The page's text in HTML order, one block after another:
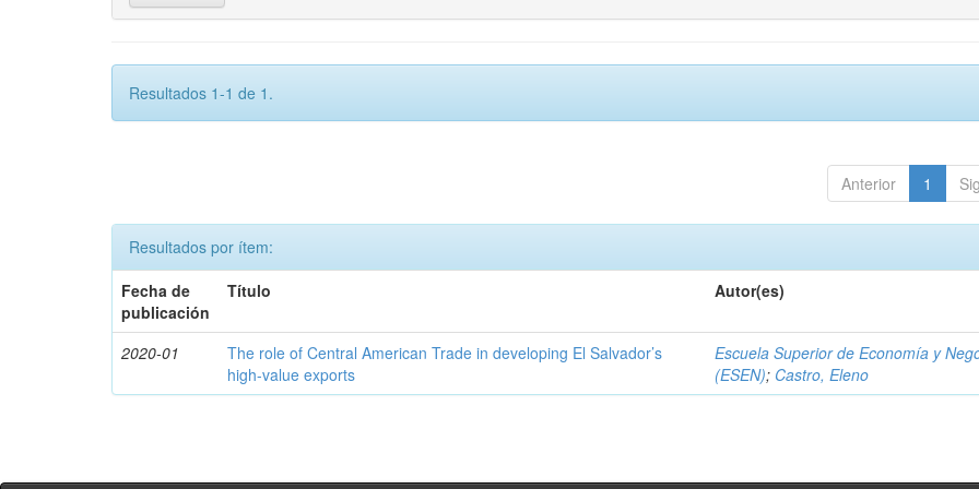
Resultados 1-1 de 1.
Anterior 1
Resultados por ítem:
Fecha de
publicación
Título Autor(es)
2020-01
The role of Central American Trade in developing El Salvador’s
high-value exports
Escuela Superior de Economía y
(ESEN); Castro, Eleno